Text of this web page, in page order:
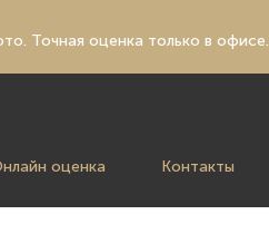
. Точная оценка только в офисе.
оценка Контакты